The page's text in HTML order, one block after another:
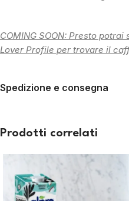
COMING SOON: Presto
Lover Profile per trovare il
Spedizione e consegna
Prodotti correlati